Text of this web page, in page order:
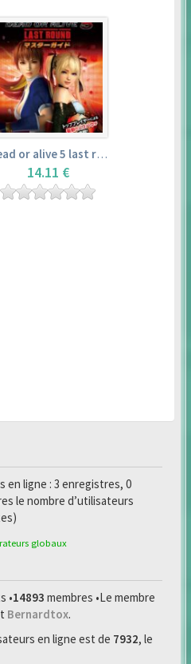
Dead or alive 5 last round master guide
14.11 €
en ligne : 3 enregistres, 0
le nombre d’utilisateurs
globaux
•14893 membres •Le membre
Bernardtox.
en ligne est de 7932, le